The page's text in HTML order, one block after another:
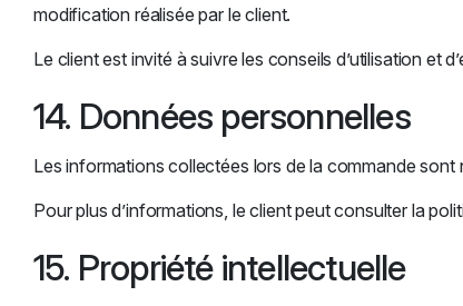
modification réalisée par le client.
Le client est invité à suivre les conseils d’utilisation et
14. Données personnelles
Les informations collectées lors de la commande
Pour plus d’informations, le client peut consulter la
15. Propriété intellectuelle